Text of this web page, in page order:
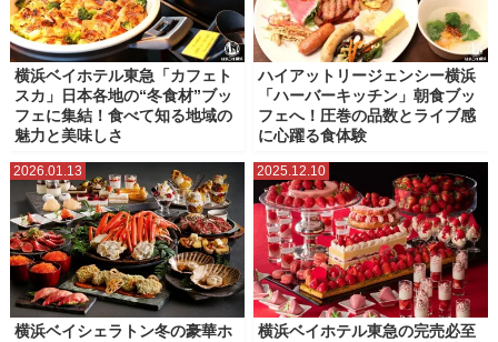
横浜ベイホテル東急「カフェト
スカ」日本各地の“冬食材”ブッ
フェに集結！食べて知る地域の
魅力と美味しさ
ハイアットリージェンシー横浜
「ハーバーキッチン」朝食ブッ
フェへ！圧巻の品数とライブ感
に心躍る食体験
2026.01.13
横浜ベイシェラトン冬の豪華ホ
2025.12.10
横浜ベイホテル東急の完売必至